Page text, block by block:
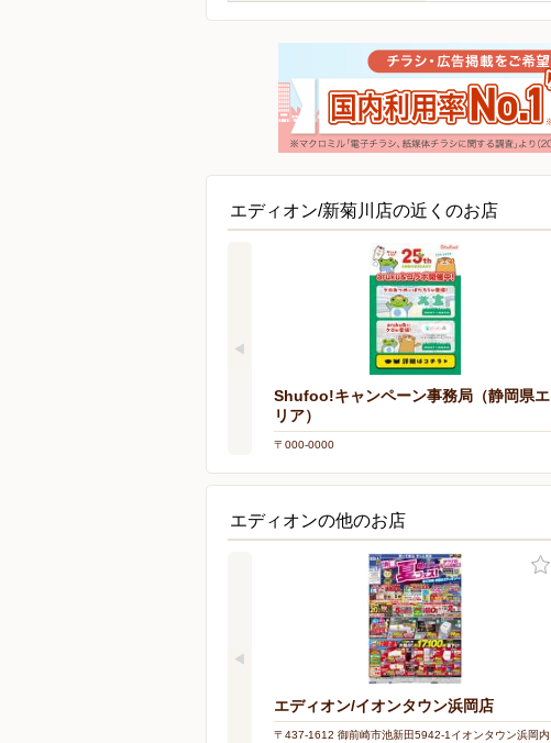
エディオン/新菊川店の近くのお店
Shufoo!キャンペーン事務局（静岡県エ
リア）
〒000-0000
エディオンの他のお店
エディオン/イオンタウン浜岡店
〒437-1612 御前崎市池新田5942-1イオンタウン浜岡内